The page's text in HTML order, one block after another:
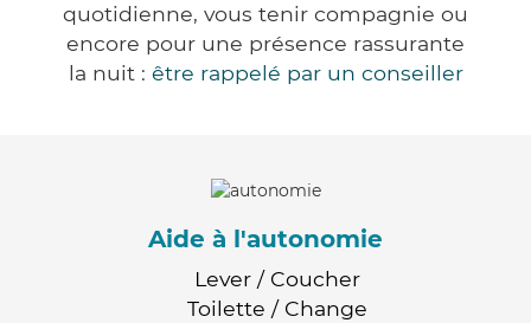
quotidienne, vous tenir compagnie ou
encore pour une présence rassurante
la nuit : être rappelé par un conseiller
Aide à l'autonomie
Lever / Coucher
Toilette / Change